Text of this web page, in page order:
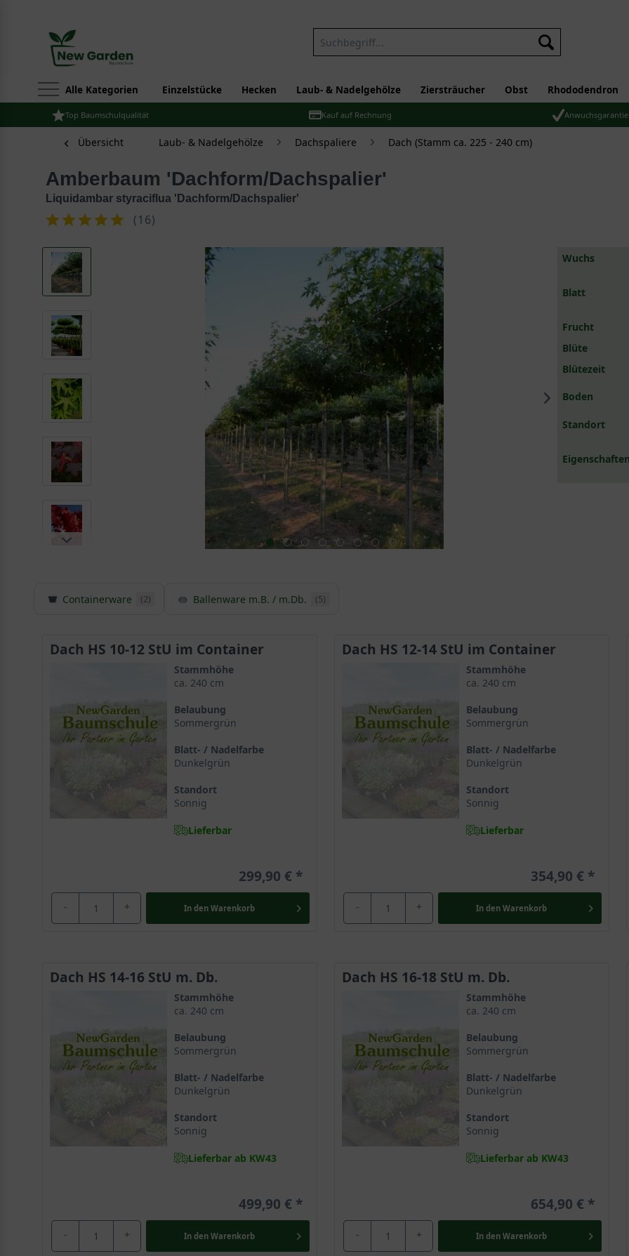
Alle Kategorien Einzelstücke Hecken Laub- & Nadelgehölze Ziersträucher Obst Rhododendron
Top Baumschulqualität Kauf auf Rechnung Anwuchsgarantie
Übersicht Laub- & Nadelgehölze Dachspaliere Dach (Stamm ca. 225 - 240 cm)
Amberbaum 'Dachform/Dachspalier'
Liquidambar styraciflua 'Dachform/Dachspalier'
(16)
Wuchs
Blatt
Frucht
Blüte
Blütezeit
Boden
Standort
Containerware (2) Ballenware m.B. / m.Db. (5)
Dach HS 10-12 StU im Container
Stammhöhe
ca. 240 cm
Belaubung
Sommergrün
Blatt- / Nadelfarbe
Dunkelgrün
Standort
Sonnig
Lieferbar
299,90 €
- + In den Warenkorb
Dach HS 12-14 StU im Container
Stammhöhe
ca. 240 cm
Belaubung
Sommergrün
Blatt- / Nadelfarbe
Dunkelgrün
Standort
Sonnig
Lieferbar
354,90 €
- + In den Warenkorb
Dach HS 14-16 StU m. Db.
Stammhöhe
ca. 240 cm
Belaubung
Sommergrün
Blatt- / Nadelfarbe
Dunkelgrün
Standort
Sonnig
Lieferbar ab KW43
499,90 €
- + In den Warenkorb
Dach HS 16-18 StU m. Db.
Stammhöhe
ca. 240 cm
Belaubung
Sommergrün
Blatt- / Nadelfarbe
Dunkelgrün
Standort
Sonnig
Lieferbar ab KW43
654,90 €
- + In den Warenkorb